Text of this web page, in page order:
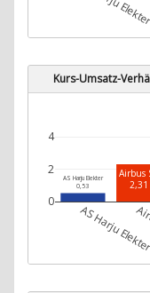
Kurs-Umsatz-
AS Harju Elekter
0,53
Airbus
2,31
AS Harju
0
2
4